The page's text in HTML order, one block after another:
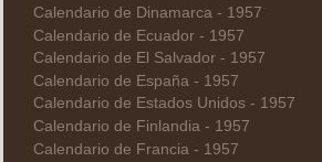
Calendario de Dinamarca - 1957
Calendario de Ecuador - 1957
Calendario de El Salvador - 1957
Calendario de España - 1957
Calendario de Estados Unidos - 1957
Calendario de Finlandia - 1957
Calendario de Francia - 1957